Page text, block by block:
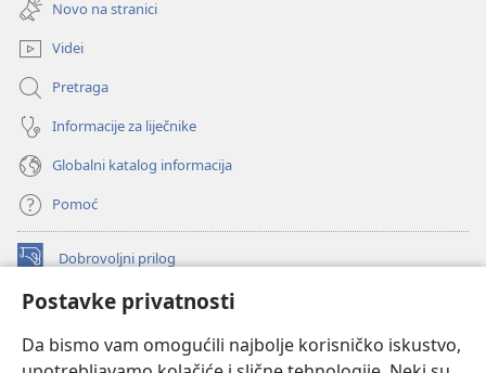
Postavke privatnosti
Da bismo vam omogućili najbolje korisničko iskustvo,
novi
prozor)
Novo na stranici
Videi
Pretraga
Informacije za liječnike
Globalni katalog informacija
Pomoć
Dobrovoljni prilog
(otvara
novi
INTERNETSKA BIBLIOTEKA Watchtower
se
JW Hub